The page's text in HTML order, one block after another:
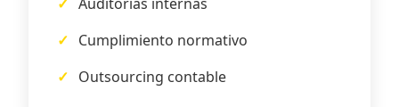
Cumplimiento normativo
Outsourcing contable